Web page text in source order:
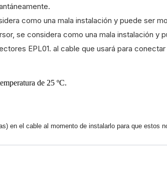
como una mala instalación y puede ser
se considera como una mala instalación y
EPL01. al cable que usará para
de 25 ºC.
en el cable al momento de instalarlo para que estos